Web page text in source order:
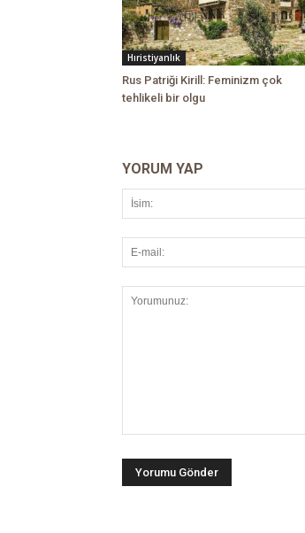
Hıristiyanlık
Rus Patriği Kirill: Feminizm çok
tehlikeli bir olgu
YORUM YAP